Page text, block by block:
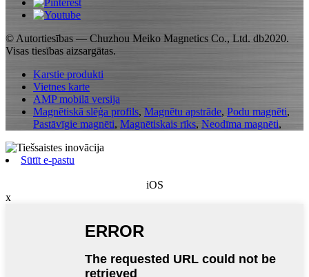
© Autortiesības — Chuzhou Meiko Magnetics Co., Ltd. db2020.
Visas tiesības aizsargātas.
Karstie produkti
Vietnes karte
AMP mobilā versija
Magnētiskā slēģa profils, Magnētu apstrāde, Podu magnēti,
Pastāvīgie magnēti, Magnētiskais rīks, Neodīma magnēti,
Sūtīt e-pastu
iOS
x